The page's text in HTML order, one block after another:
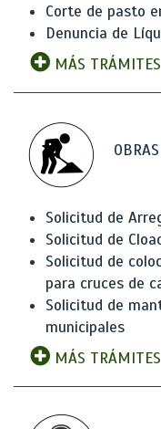
Corte de pasto
Denuncia de
MÁS TRÁMITES
Solicitud de
Solicitud de
Solicitud de
para cruces de
Solicitud de
municipales
MÁS TRÁMITES